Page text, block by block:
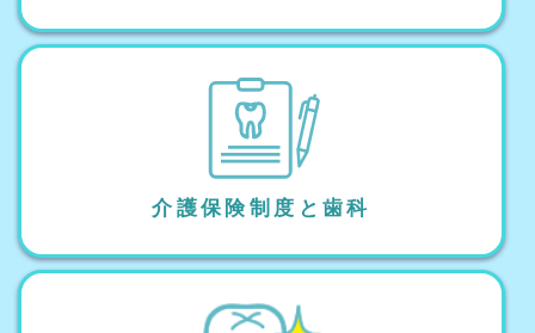
介護保険制度と歯科